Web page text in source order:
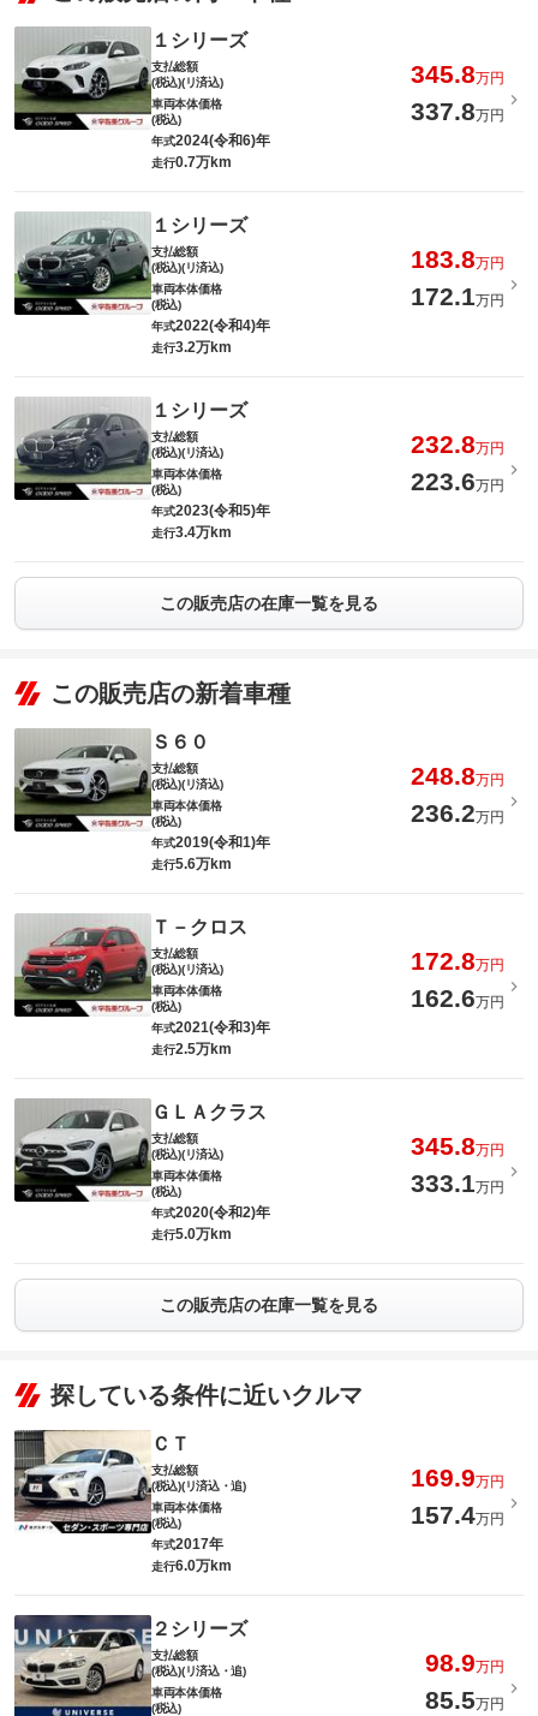
１シリーズ
支払総額
(税込)(リ済込)
345.8万円
車両本体価格
(税込)
337.8万円
年式2024(令和6)年
走行0.7万km
１シリーズ
支払総額
(税込)(リ済込)
183.8万円
車両本体価格
(税込)
172.1万円
年式2022(令和4)年
走行3.2万km
１シリーズ
支払総額
(税込)(リ済込)
232.8万円
車両本体価格
(税込)
223.6万円
年式2023(令和5)年
走行3.4万km
この販売店の在庫一覧を見る
この販売店の新着車種
Ｓ６０
支払総額
(税込)(リ済込)
248.8万円
車両本体価格
(税込)
236.2万円
年式2019(令和1)年
走行5.6万km
Ｔ－クロス
支払総額
(税込)(リ済込)
172.8万円
車両本体価格
(税込)
162.6万円
年式2021(令和3)年
走行2.5万km
ＧＬＡクラス
支払総額
(税込)(リ済込)
345.8万円
車両本体価格
(税込)
333.1万円
年式2020(令和2)年
走行5.0万km
この販売店の在庫一覧を見る
探している条件に近いクルマ
ＣＴ
支払総額
(税込)(リ済込・追)
169.9万円
車両本体価格
(税込)
157.4万円
年式2017年
走行6.0万km
２シリーズ
支払総額
(税込)(リ済込・追)
98.9万円
車両本体価格
(税込)
85.5万円